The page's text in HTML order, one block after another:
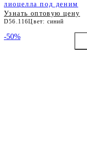
лиоцелла под деним
Узнать оптовую цену
D56.116Цвет: синий
-50%